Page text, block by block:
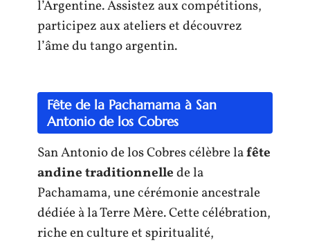
l’Argentine. Assistez aux compétitions,
participez aux ateliers et découvrez
l’âme du tango argentin.
Fête de la Pachamama à San
Antonio de los Cobres
San Antonio de los Cobres célèbre lafête
andine traditionnellede la
Pachamama, une cérémonie ancestrale
dédiée à la Terre Mère. Cette célébration,
riche en culture et spiritualité,